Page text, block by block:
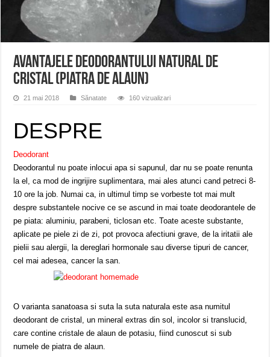
ANUNȚ OPRIRE APĂ în Reșița, cartier Țerova – avarie – 04.08.2026
ANUNȚ OPRIRE APĂ în Reșița – avarie – 03.08.2026 – Calea Caransebeșului
Avantajele deodorantului natural de
cristal (piatra de alaun)
21 mai 2018 Sănatate 160 vizualizari
DESPRE
Deodorant
Deodorantul nu poate inlocui apa si sapunul, dar nu se poate renunta
la el, ca mod de ingrijire suplimentara, mai ales atunci cand petreci 8-
10 ore la job. Numai ca, in ultimul timp se vorbeste tot mai mult
despre substantele nocive ce se ascund in mai toate deodorantele de
pe piata: aluminiu, parabeni, ticlosan etc. Toate aceste substante,
aplicate pe piele zi de zi, pot provoca afectiuni grave, de la iritatii ale
pielii sau alergii, la dereglari hormonale sau diverse tipuri de cancer,
cel mai adesea, cancer la san.
O varianta sanatoasa si suta la suta naturala este asa numitul
deodorant de cristal, un mineral extras din sol, incolor si translucid,
care contine cristale de alaun de potasiu, fiind cunoscut si sub
numele de piatra de alaun.